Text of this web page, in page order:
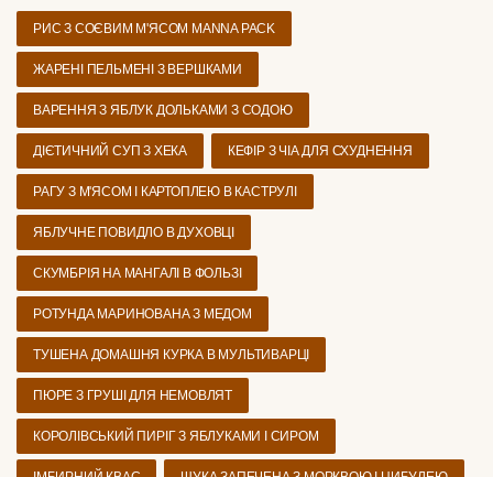
РИС З СОЄВИМ М'ЯСОМ MANNA PACK
ЖАРЕНІ ПЕЛЬМЕНІ З ВЕРШКАМИ
ВАРЕННЯ З ЯБЛУК ДОЛЬКАМИ З СОДОЮ
ДІЄТИЧНИЙ СУП З ХЕКА КЕФІР З ЧІА ДЛЯ СХУДНЕННЯ
РАГУ З М'ЯСОМ І КАРТОПЛЕЮ В КАСТРУЛІ
ЯБЛУЧНЕ ПОВИДЛО В ДУХОВЦІ
СКУМБРІЯ НА МАНГАЛІ В ФОЛЬЗІ
РОТУНДА МАРИНОВАНА З МЕДОМ
ТУШЕНА ДОМАШНЯ КУРКА В МУЛЬТИВАРЦІ
ПЮРЕ З ГРУШІ ДЛЯ НЕМОВЛЯТ
КОРОЛІВСЬКИЙ ПИРІГ З ЯБЛУКАМИ І СИРОМ